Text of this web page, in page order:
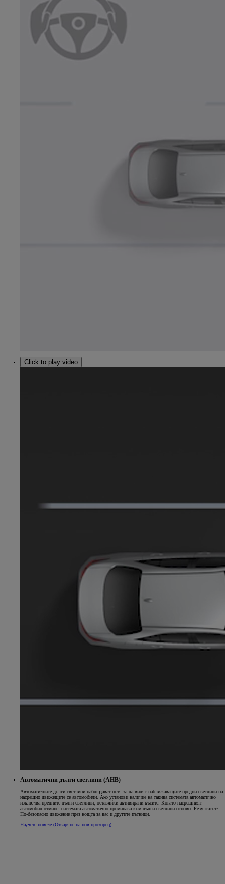
Click to play video
Автоматични дълги светлини (AHB)
Автоматичните дълги светлини наблюдават пътя за да видят наближаващите предни светлини на
насрещно движещите се автомобили. Ако установи наличие на такива системата автоматично
изключва предните дълги светлини, оставяйки активирани късите. Когато насрещният
автомобил отмине, системата автоматично преминава към дълги светлини отново. Резултатът?
По-безопасно движение през нощта за вас и другите пътници.
Научете повече (Отваряне на нов прозорец)